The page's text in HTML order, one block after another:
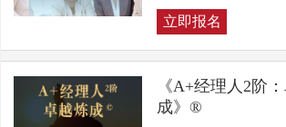
立即报名
《A+经理人2阶
成》®